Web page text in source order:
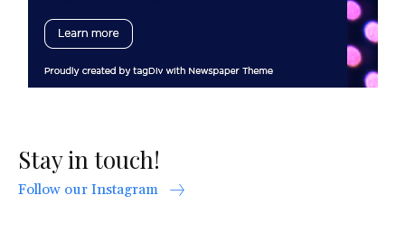
Stay in touch!
Follow our Instagram